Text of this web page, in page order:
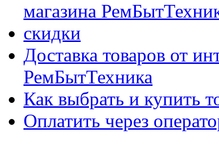
магазина
скидки
Доставка товаров от
РемБытТехника
Как выбрать и купить
Оплатить через